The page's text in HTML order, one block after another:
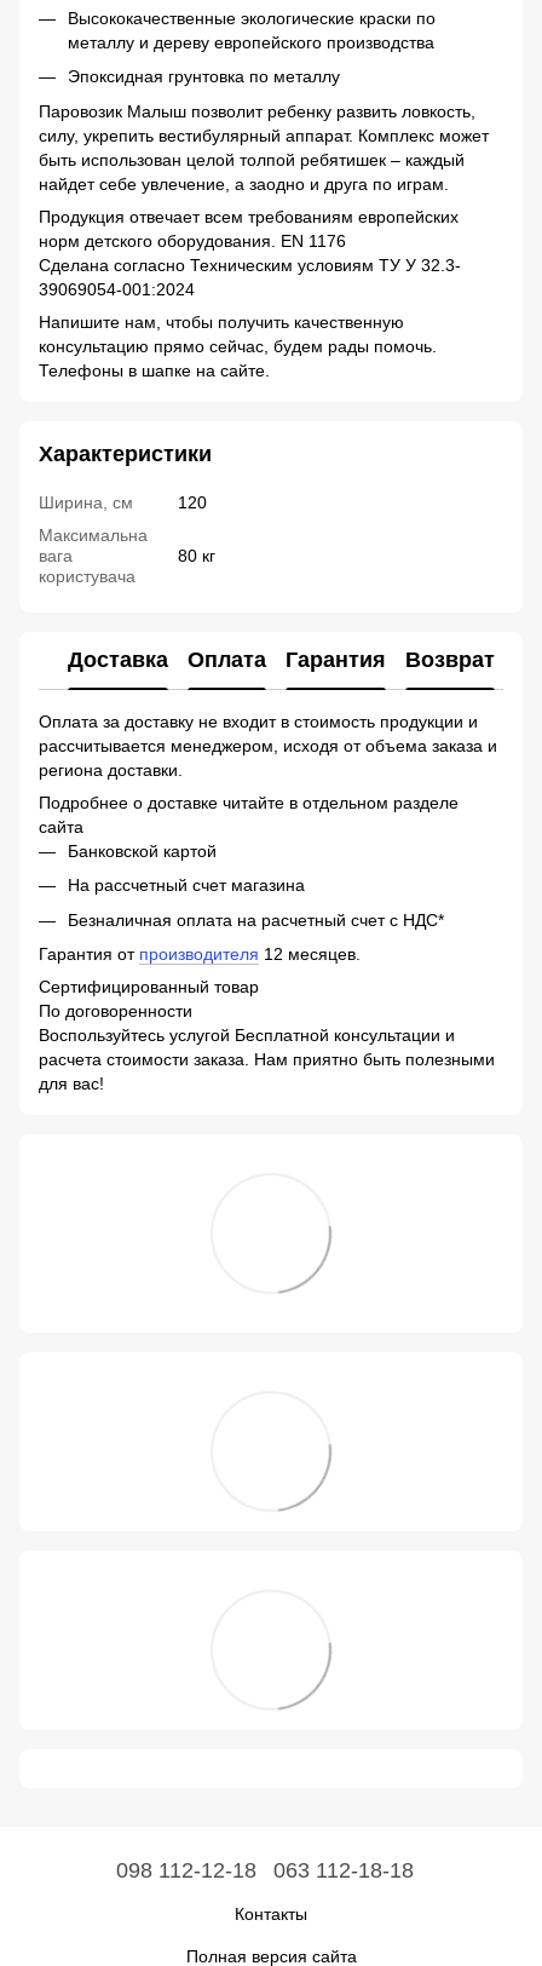
Высококачественные экологические краски по
металлу и дереву европейского производства
Эпоксидная грунтовка по металлу
Паровозик Малыш позволит ребенку развить ловкость,
силу, укрепить вестибулярный аппарат. Комплекс может
быть использован целой толпой ребятишек – каждый
найдет себе увлечение, а заодно и друга по играм.
Продукция отвечает всем требованиям европейских
норм детского оборудования. EN 1176
Сделана согласно Техническим условиям ТУ У 32.3-
39069054-001:2024
Напишите нам, чтобы получить качественную
консультацию прямо сейчас, будем рады помочь.
Телефоны в шапке на сайте.
Характеристики
Ширина, см
120
Максимальна
вага
користувача
80 кг
Доставка Оплата Гарантия Возврат
Оплата за доставку не входит в стоимость продукции и
рассчитывается менеджером, исходя от объема заказа и
региона доставки.
Подробнее о доставке читайте в отдельном разделе
сайта
Банковской картой
На рассчетный счет магазина
Безналичная оплата на расчетный счет с НДС*
Гарантия от производителя 12 месяцев.
Сертифицированный товар
По договоренности
Воспользуйтесь услугой Бесплатной консультации и
расчета стоимости заказа. Нам приятно быть полезными
для вас!
098 112-12-18 063 112-18-18
Контакты
Полная версия сайта